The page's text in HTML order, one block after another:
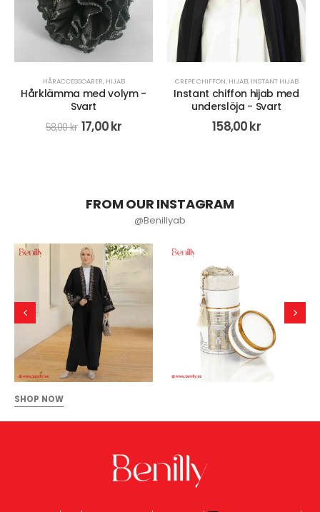
HÅRACCESSOARER, HIJAB
Hårklämma med volym -
Svart
58,00kr 17,00kr
CREPE CHIFFON, HIJAB, INSTANT HIJAB
Instant chiffon hijab med
underslöja - Svart
158,00kr
FROM OUR INSTAGRAM
@Benillyab
SHOP NOW